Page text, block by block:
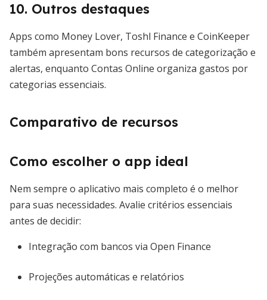
10. Outros destaques
Apps como Money Lover, Toshl Finance e CoinKeeper
também apresentam bons recursos de categorização e
alertas, enquanto Contas Online organiza gastos por
categorias essenciais.
Comparativo de recursos
Como escolher o app ideal
Nem sempre o aplicativo mais completo é o melhor
para suas necessidades. Avalie critérios essenciais
antes de decidir:
Integração com bancos via Open Finance
Projeções automáticas e relatórios